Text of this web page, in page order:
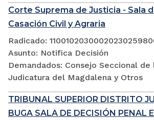
Corte Suprema de Justicia - Sala
Casación Civil y Agraria
Radicado:
Asunto: Notifica Decisión
Demandados: Consejo Seccional de
Judicatura del Magdalena y Otros
TRIBUNAL SUPERIOR DISTRITO
BUGA SALA DE DECISIÓN PENAL